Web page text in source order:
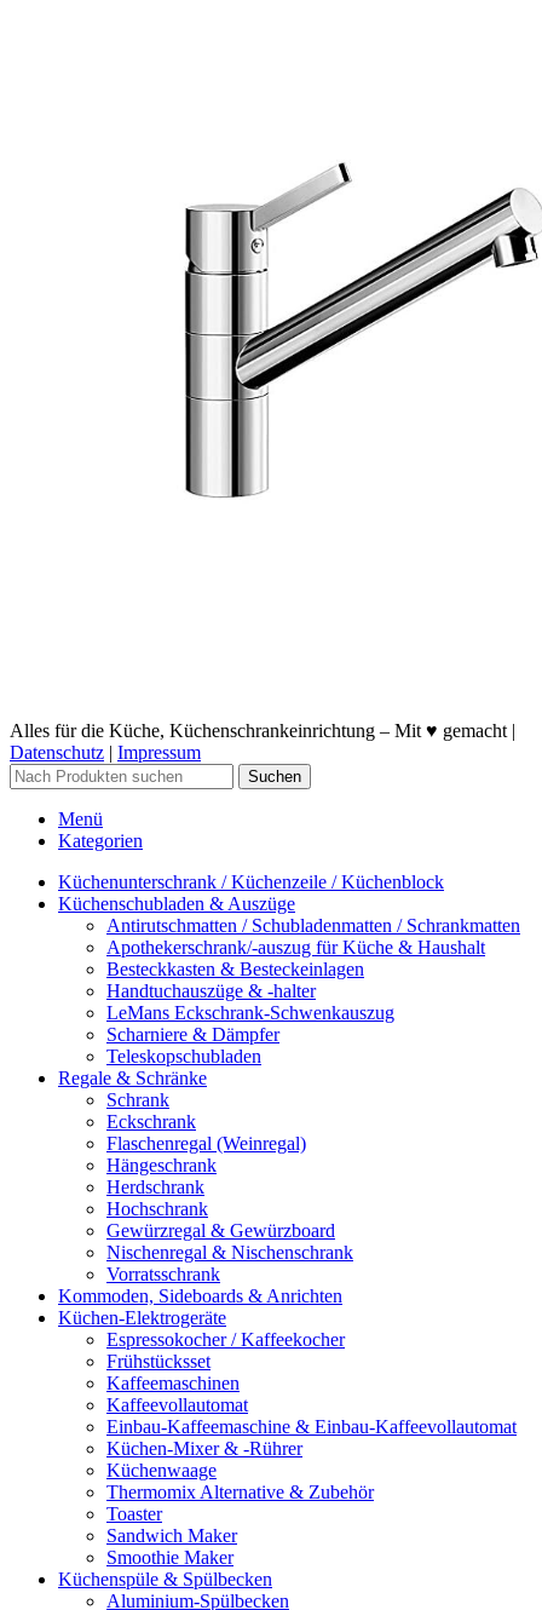
Alles für die Küche, Küchenschrankeinrichtung – Mit ♥ gemacht |
Datenschutz | Impressum
Suchen
Menü
Kategorien
Küchenunterschrank / Küchenzeile / Küchenblock
Küchenschubladen & Auszüge
Antirutschmatten / Schubladenmatten / Schrankmatten
Apothekerschrank/-auszug für Küche & Haushalt
Besteckkasten & Besteckeinlagen
Handtuchauszüge & -halter
LeMans Eckschrank-Schwenkauszug
Scharniere & Dämpfer
Teleskopschubladen
Regale & Schränke
Schrank
Eckschrank
Flaschenregal (Weinregal)
Hängeschrank
Herdschrank
Hochschrank
Gewürzregal & Gewürzboard
Nischenregal & Nischenschrank
Vorratsschrank
Kommoden, Sideboards & Anrichten
Küchen-Elektrogeräte
Espressokocher / Kaffeekocher
Frühstücksset
Kaffeemaschinen
Kaffeevollautomat
Einbau-Kaffeemaschine & Einbau-Kaffeevollautomat
Küchen-Mixer & -Rührer
Küchenwaage
Thermomix Alternative & Zubehör
Toaster
Sandwich Maker
Smoothie Maker
Küchenspüle & Spülbecken
Aluminium-Spülbecken